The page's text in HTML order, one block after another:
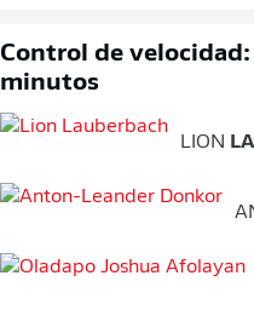
Control de
minutos
LION